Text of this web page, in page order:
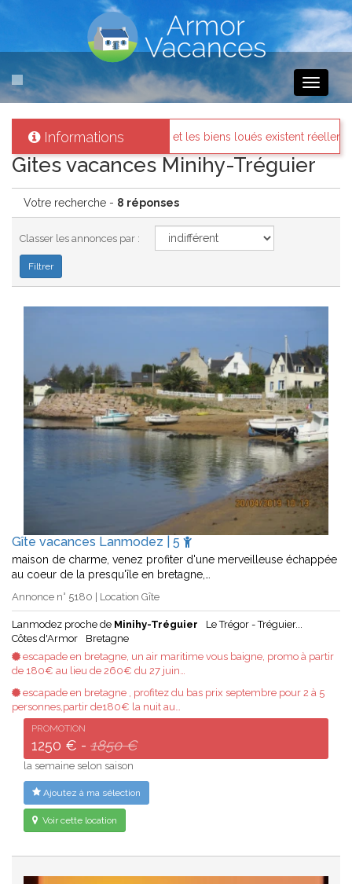
Toggle
Informations
et les biens loués existent réellement. Messages des
Gites vacances Minihy-Tréguier
Votre recherche - 8 réponses
Classer les annonces par :
Gîte vacances Lanmodez | 5
maison de charme, venez profiter d'une merveilleuse échappée
au coeur de la presqu'île en bretagne,…
Annonce n° 5180 | Location Gîte
Lanmodez proche de Minihy-Tréguier
Le Trégor - Tréguier...
Côtes d'Armor
Bretagne
escapade en bretagne, un air maritime vous baigne, promo à partir
de 180€ au lieu de 260€ du 27 juin…
escapade en bretagne , profitez du bas prix septembre pour 2 à 5
personnes,partir de180€ la nuit au…
PROMOTION
1250 € - 1850 €
la semaine selon saison
Ajoutez à ma sélection
Voir cette location